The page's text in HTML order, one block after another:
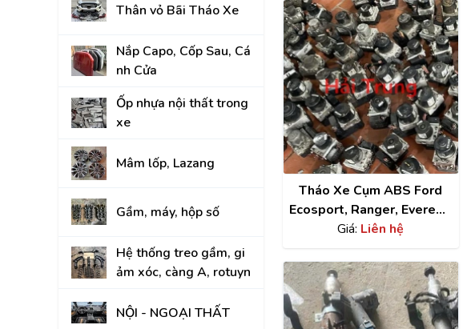
HYUNDAI
KIA
Thân vỏ Bãi Tháo Xe
Nắp Capo, Cốp Sau, Cá
nh Cửa
Ốp nhựa nội thất trong
xe
Mâm lốp, Lazang
Gầm, máy, hộp số
Hệ thống treo gầm, gi
ảm xóc, càng A, rotuyn
NỘI - NGOẠI THẤT
Tháo Xe Cụm ABS Ford
Ecosport, Ranger, Everest,
Focus, Fiesta, Territory,
Giá: Liên hệ